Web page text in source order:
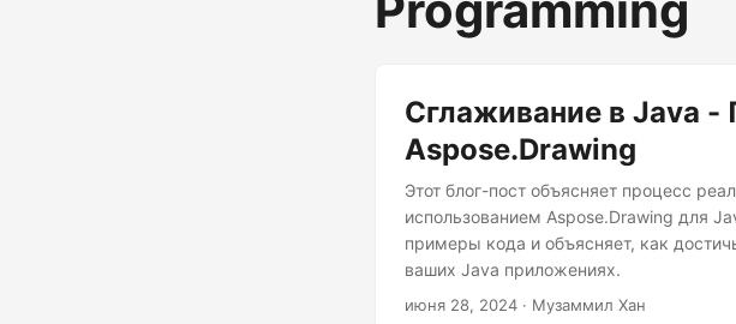
Сглаживание в Java -
Aspose.Drawing
Этот блог-пост объясняет процесс
использованием Aspose.Drawing для
примеры кода и объясняет, как
ваших Java приложениях.
июня 28, 2024 · Музаммил Хан